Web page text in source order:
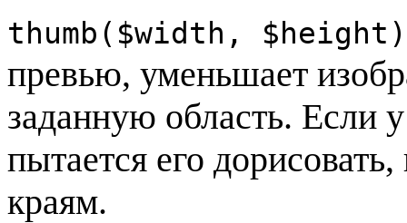
thumb($width, $height)
превью, уменьшает
заданную область. Если
пытается его
краям.